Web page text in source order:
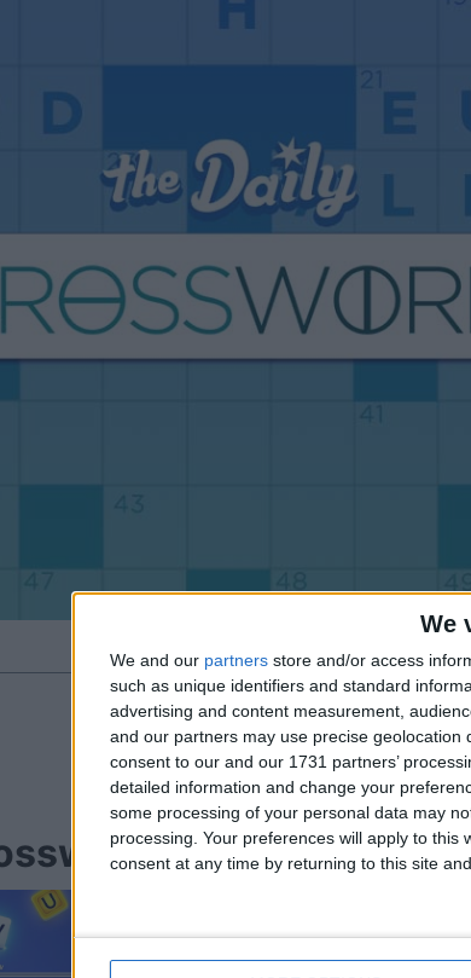
We
We and our partners store and/or access
such as unique identifiers and standard
advertising and content measurement,
and our partners may use precise
consent to our and our 1731 partners’
detailed information and change your
some processing of your personal data may
processing. Your preferences will apply to
consent at any time by returning to this site
Spieler